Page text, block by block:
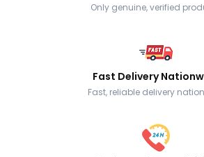
Only genuine, verified
Fast Delivery
Fast, reliable delivery